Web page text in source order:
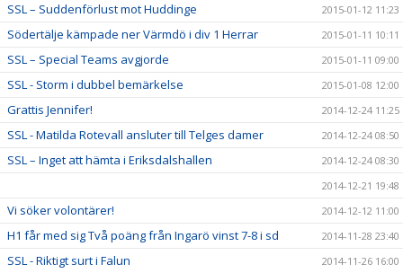
SSL – Suddenförlust mot Huddinge 2015-01-12 11:23
Södertälje kämpade ner Värmdö i div 1 Herrar 2015-01-11 10:11
SSL – Special Teams avgjorde 2015-01-11 09:00
SSL - Storm i dubbel bemärkelse 2015-01-08 12:00
Grattis Jennifer! 2014-12-24 11:25
SSL - Matilda Rotevall ansluter till Telges damer 2014-12-24 08:50
SSL – Inget att hämta i Eriksdalshallen
2014-12-24 08:30
2014-12-21 19:48
Vi söker volontärer! 2014-12-12 11:00
H1 får med sig Två poäng från Ingarö vinst 7-8 i sd 2014-11-28 23:40
SSL - Riktigt surt i Falun 2014-11-26 16:00